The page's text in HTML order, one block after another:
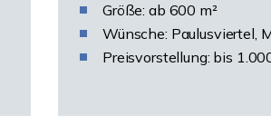
Größe: ab 600 m²
Wünsche: Paulusviertel,
Preisvorstellung: bis